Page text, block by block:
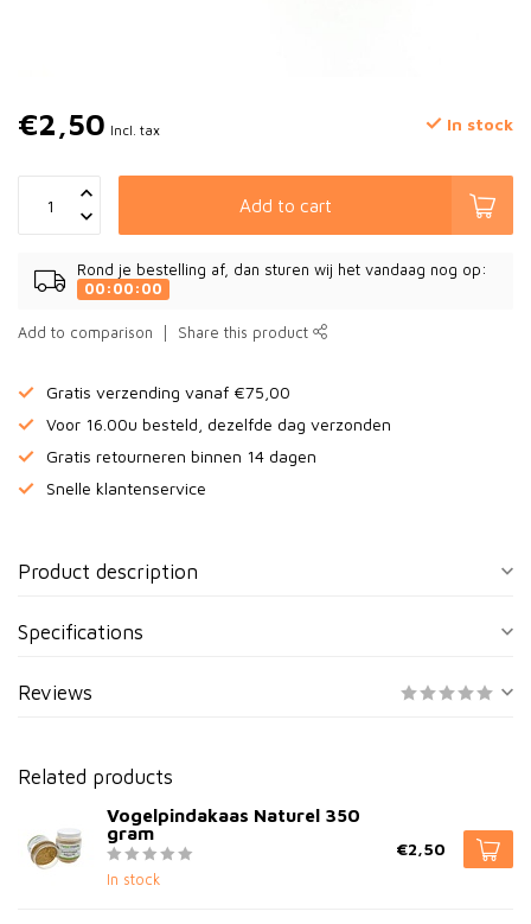
€2,50 Incl. tax In stock
Add to cart
Rond je bestelling af, dan sturen wij het vandaag nog op:
00:00:00
Add to comparison Share this product
Gratis verzending vanaf €75,00
Voor 16.00u besteld, dezelfde dag verzonden
Gratis retourneren binnen 14 dagen
Snelle klantenservice
Product description
Specifications
Reviews
Related products
Vogelpindakaas Naturel 350
gram
In stock
€2,50